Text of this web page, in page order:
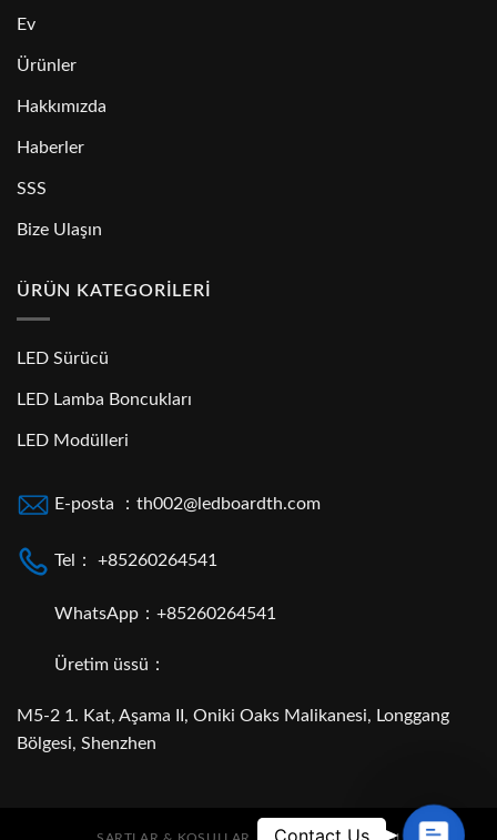
Ev
Ürünler
Hakkımızda
Haberler
SSS
Bize Ulaşın
ÜRÜN KATEGORILERI
LED Sürücü
LED Lamba Boncukları
LED Modülleri
E-posta ：th002@ledboardth.com
Tel： +85260264541
WhatsApp：+85260264541
Üretim üssü：
M5-2 1. Kat, Aşama II, Oniki Oaks Malikanesi, Longgang
Bölgesi, Shenzhen
Contact Us